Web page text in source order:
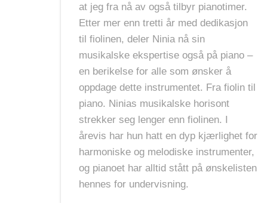
at jeg fra nå av også tilbyr pianotimer.
Etter mer enn tretti år med dedikasjon
til fiolinen, deler Ninia nå sin
musikalske ekspertise også på piano –
en berikelse for alle som ønsker å
oppdage dette instrumentet. Fra fiolin til
piano. Ninias musikalske horisont
strekker seg lenger enn fiolinen. I
årevis har hun hatt en dyp kjærlighet for
harmoniske og melodiske instrumenter,
og pianoet har alltid stått på ønskelisten
hennes for undervisning.